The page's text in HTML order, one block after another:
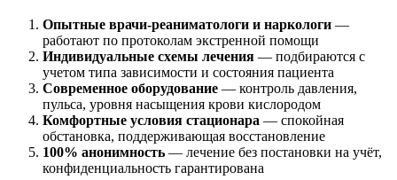
Опытные врачи-реаниматологи и наркологи —
работают по протоколам экстренной помощи
Индивидуальные схемы лечения — подбираются с
учетом типа зависимости и состояния пациента
Современное оборудование — контроль давления,
пульса, уровня насыщения крови кислородом
Комфортные условия стационара — спокойная
обстановка, поддерживающая восстановление
100% анонимность — лечение без постановки на учёт,
конфиденциальность гарантирована